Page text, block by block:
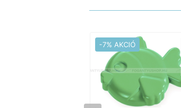
-7% AKCIÓ